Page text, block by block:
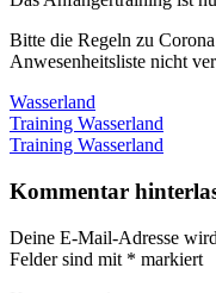
Bitte die Regeln zu
Anwesenheitsliste nicht
Wasserland
Vorheriger
Beitrag:
Training Wasserland
Nächster
Training Wasserland
Kommentar
Deine E-Mail-Adresse
Felder sind mit * markiert